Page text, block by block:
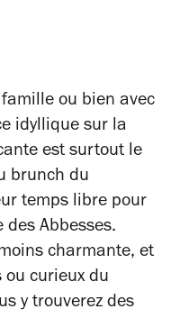
ou bien avec
idyllique sur la
est surtout le
brunch du
temps libre pour
Abbesses.
charmante, et
ou curieux du
y trouverez des